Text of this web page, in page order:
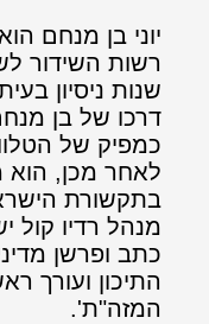
יוני בן מנחם
רשות השידור
שנות ניסיון
דרכו של בן
כמפיק של
לאחר מכן, הוא
בתקשורת
מנהל רדיו קול
כתב ופרשן
התיכון ועורך
המזה"ת'.